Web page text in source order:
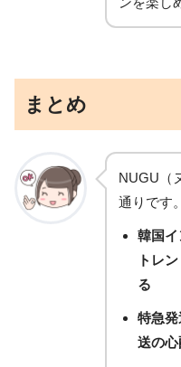
まとめ
NUGU（
通りです。
韓国
トレ
る
特急
送の